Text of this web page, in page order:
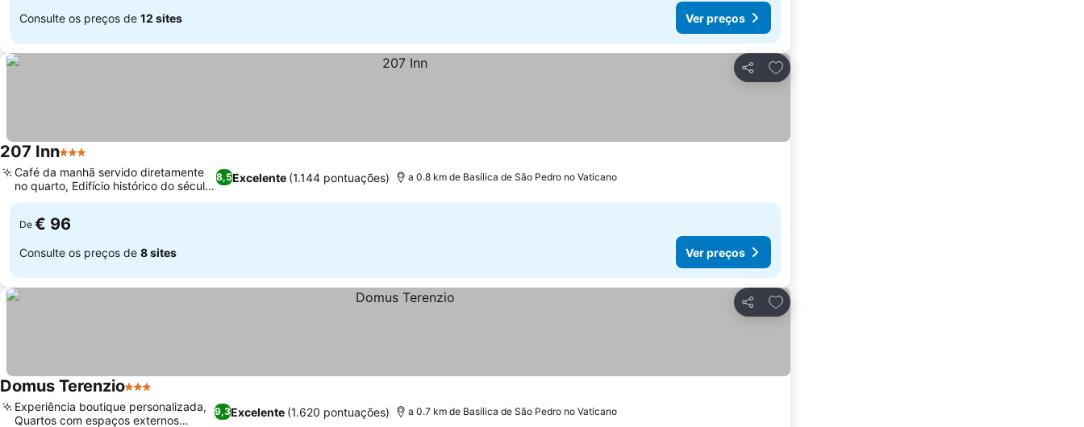
Consulte os preços de 12 sites Ver preços
Partilhar
Adicionar aos favoritos
207 Inn3 Estrelas
8,5Excelente (1.144 pontuações)
Café da manhã servido diretamente
no quarto, Edifício histórico do século
XIX
a 0.8 km de Basílica de São Pedro no Vaticano
De € 96
Consulte os preços de 8 sites Ver preços
Partilhar
Adicionar aos favoritos
Domus Terenzio3 Estrelas
9,3Excelente (1.620 pontuações)
Experiência boutique personalizada,
Quartos com espaços externos
a 0.7 km de Basílica de São Pedro no Vaticano